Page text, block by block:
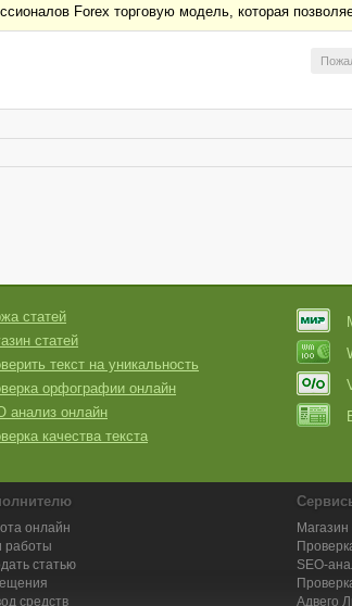
Forex торговую модель, которая
статей
статей
текст на уникальность
орфографии онлайн
анализ онлайн
качества текста
онлайн
работы
статью
средств
Магазин
SEO-
Адвего